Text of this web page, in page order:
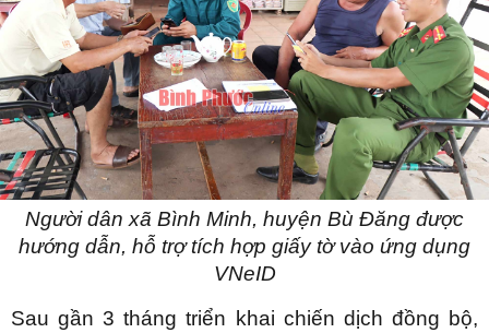
Người dân xã Bình Minh, huyện Bù Đăng được
hướng dẫn, hỗ trợ tích hợp giấy tờ vào ứng dụng
VNeID
Sau gần 3 tháng triển khai chiến dịch đồng bộ,